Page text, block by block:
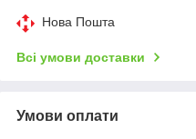
Нова Пошта
Всі умови доставки
Умови оплати